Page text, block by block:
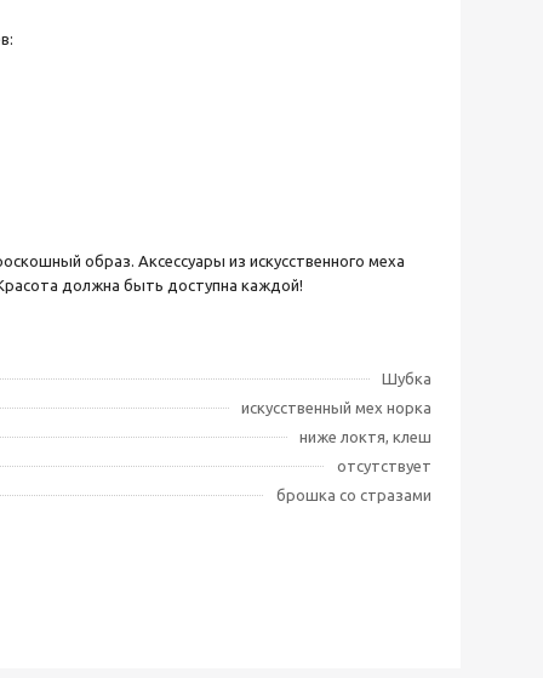
образ. Аксессуары из искусственного меха
должна быть доступна каждой!
Шубка
искусственный мех норка
ниже локтя, клеш
отсутствует
брошка со стразами